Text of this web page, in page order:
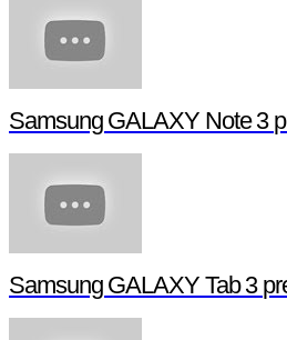
Samsung GALAXY Note 3 presents
Samsung GALAXY Tab 3 presents